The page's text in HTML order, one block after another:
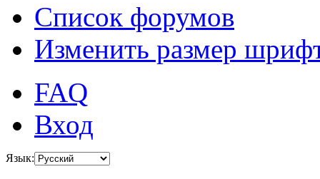
Список форумов
Изменить размер
FAQ
Вход
Язык: